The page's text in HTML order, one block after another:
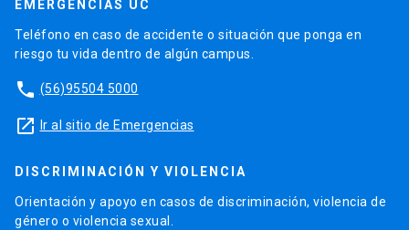
EMERGENCIAS UC
Teléfono en caso de accidente o situación que ponga en
riesgo tu vida dentro de algún campus.
phone (56)95504 5000
launch Ir al sitio de Emergencias
DISCRIMINACIÓN Y VIOLENCIA
Orientación y apoyo en casos de discriminación, violencia de
género o violencia sexual.